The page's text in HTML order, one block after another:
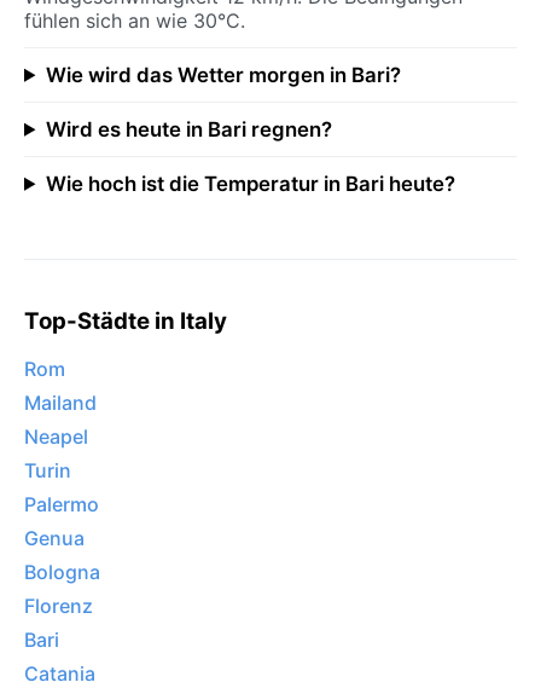
fühlen sich an wie 30°C.
Wie wird das Wetter morgen in Bari?
Wird es heute in Bari regnen?
Wie hoch ist die Temperatur in Bari heute?
Top-Städte in Italy
Rom
Mailand
Neapel
Turin
Palermo
Genua
Bologna
Florenz
Bari
Catania